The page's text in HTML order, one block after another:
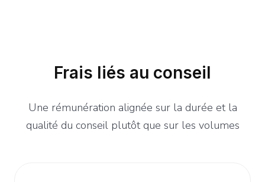
Frais liés au conseil
Une rémunération alignée sur la durée et la
qualité du conseil plutôt que sur les volumes